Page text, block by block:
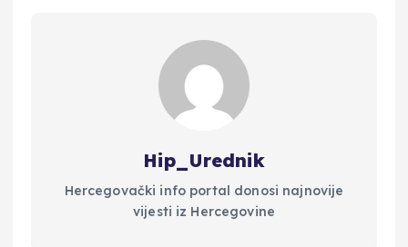
Hip_Urednik
Hercegovački info portal donosi najnovije
vijesti iz Hercegovine